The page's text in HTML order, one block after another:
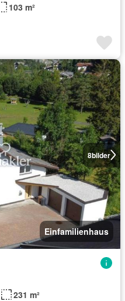
103 m²
8bilder
Einfamilienhaus
231 m²